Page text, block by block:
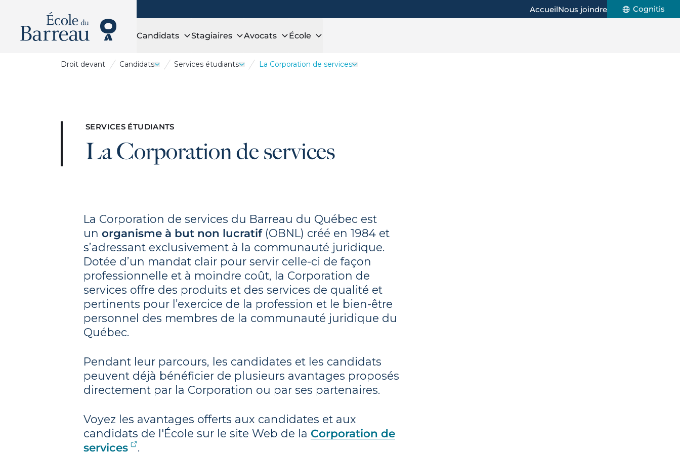
AccueilNous joindre Cognitis
Candidats Stagiaires Avocats École
Droit devant Candidats Ouvrir le tiroir Candidats
Services étudiants Ouvrir le tiroir Services étudiants
La Corporation de services Ouvrir le tiroir La Corporation de services
SERVICES ÉTUDIANTS
La Corporation de services
La Corporation de services du Barreau du Québec est
un organisme à but non lucratif(OBNL) créé en 1984 et
s’adressant exclusivement à la communauté juridique.
Dotée d’un mandat clair pour servir celle-ci de façon
professionnelle et à moindre coût, la Corporation de
services offre des produits et des services de qualité et
pertinents pour l’exercice de la profession et le bien-être
personnel des membres de la communauté juridique du
Québec.
Pendant leur parcours, les candidates et les candidats
peuvent déjà bénéficier de plusieurs avantages proposés
directement par la Corporation ou par ses partenaires.
Voyez les avantages offerts aux candidates et aux
candidats de l'École sur le site Web de la Corporation de
services
.